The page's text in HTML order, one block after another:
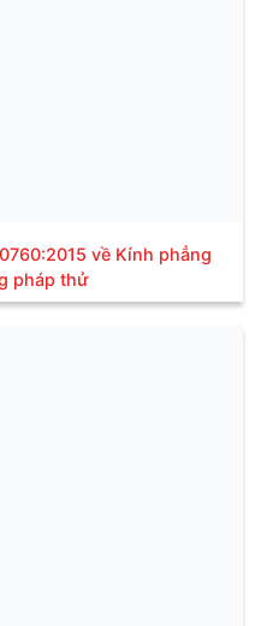
về Kính phẳng
pháp thử